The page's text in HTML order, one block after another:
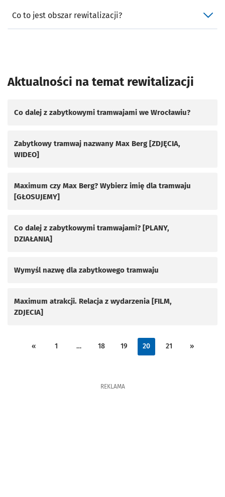
Co to jest obszar rewitalizacji?
Aktualności na temat rewitalizacji
Co dalej z zabytkowymi tramwajami we Wrocławiu?
Zabytkowy tramwaj nazwany Max Berg [ZDJĘCIA,
WIDEO]
Maximum czy Max Berg? Wybierz imię dla tramwaju
[GŁOSUJEMY]
Co dalej z zabytkowymi tramwajami? [PLANY,
DZIAŁANIA]
Wymyśl nazwę dla zabytkowego tramwaju
Maximum atrakcji. Relacja z wydarzenia [FILM,
ZDJECIA]
« 1 … 18 19 20 21 »
REKLAMA